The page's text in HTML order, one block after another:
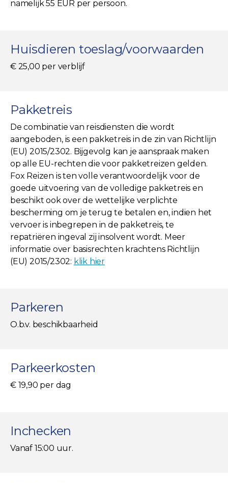
namelijk 55 EUR per persoon.
Huisdieren toeslag/voorwaarden
€ 25,00 per verblijf
Pakketreis
De combinatie van reisdiensten die wordt
aangeboden, is een pakketreis in de zin van Richtlijn
(EU) 2015/2302. Bijgevolg kan je aanspraak maken
op alle EU-rechten die voor pakketreizen gelden.
Fox Reizen is ten volle verantwoordelijk voor de
goede uitvoering van de volledige pakketreis en
beschikt ook over de wettelijke verplichte
bescherming om je terug te betalen en, indien het
vervoer is inbegrepen in de pakketreis, te
repatriëren ingeval zij insolvent wordt. Meer
informatie over basisrechten krachtens Richtlijn
(EU) 2015/2302: klik hier
Parkeren
O.b.v. beschikbaarheid
Parkeerkosten
€ 19,90 per dag
Inchecken
Vanaf 15:00 uur.